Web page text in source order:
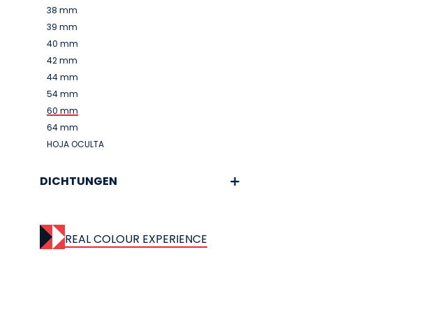
38 mm
39 mm
40 mm
42 mm
44 mm
54 mm
60 mm
64 mm
HOJA OCULTA
DICHTUNGEN
REAL COLOUR EXPERIENCE